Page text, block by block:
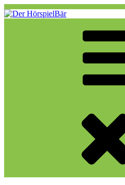
Zum
Inhalt
Eine weitere WordPress-Website